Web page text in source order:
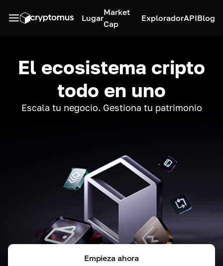
Lugar
Market
Cap
ExploradorAPIBlog
El ecosistema cripto
todo en uno
Escala tu negocio. Gestiona tu patrimonio
Empieza ahora